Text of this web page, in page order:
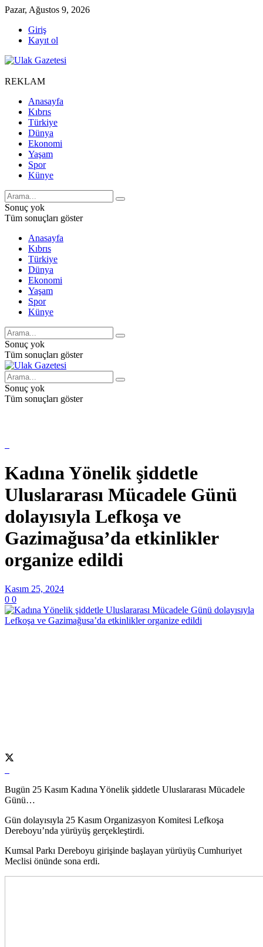
Pazar, Ağustos 9, 2026
Giriş
Kayıt ol
REKLAM
Anasayfa
Kıbrıs
Türkiye
Dünya
Ekonomi
Yaşam
Spor
Künye
Sonuç yok
Tüm sonuçları göster
Anasayfa
Kıbrıs
Türkiye
Dünya
Ekonomi
Yaşam
Spor
Künye
Sonuç yok
Tüm sonuçları göster
Sonuç yok
Tüm sonuçları göster
Kadına Yönelik şiddetle
Uluslararası Mücadele Günü
dolayısıyla Lefkoşa ve
Gazimağusa’da etkinlikler
organize edildi
Kasım 25, 2024
0 0
Bugün 25 Kasım Kadına Yönelik şiddetle Uluslararası Mücadele
Günü…
Gün dolayısıyla 25 Kasım Organizasyon Komitesi Lefkoşa
Dereboyu’nda yürüyüş gerçekleştirdi.
Kumsal Parkı Dereboyu girişinde başlayan yürüyüş Cumhuriyet
Meclisi önünde sona erdi.